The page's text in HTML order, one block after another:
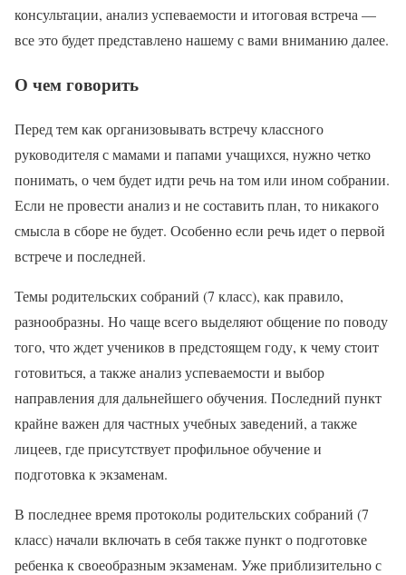
консультации, анализ успеваемости и итоговая встреча —
все это будет представлено нашему с вами вниманию далее.
О чем говорить
Перед тем как организовывать встречу классного
руководителя с мамами и папами учащихся, нужно четко
понимать, о чем будет идти речь на том или ином собрании.
Если не провести анализ и не составить план, то никакого
смысла в сборе не будет. Особенно если речь идет о первой
встрече и последней.
Темы родительских собраний (7 класс), как правило,
разнообразны. Но чаще всего выделяют общение по поводу
того, что ждет учеников в предстоящем году, к чему стоит
готовиться, а также анализ успеваемости и выбор
направления для дальнейшего обучения. Последний пункт
крайне важен для частных учебных заведений, а также
лицеев, где присутствует профильное обучение и
подготовка к экзаменам.
В последнее время протоколы родительских собраний (7
класс) начали включать в себя также пункт о подготовке
ребенка к своеобразным экзаменам. Уже приблизительно с